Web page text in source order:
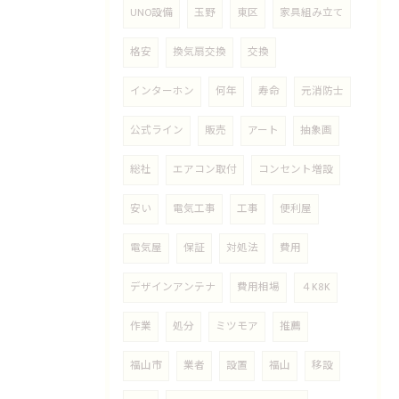
UNO設備 玉野 東区 家具組み立て
格安 換気扇交換 交換
インターホン 何年 寿命 元消防士
公式ライン 販売 アート 抽象画
総社 エアコン取付 コンセント増設
安い 電気工事 工事 便利屋
電気屋 保証 対処法 費用
デザインアンテナ 費用相場 ４K8K
作業 処分 ミツモア 推薦
福山市 業者 設置 福山 移設